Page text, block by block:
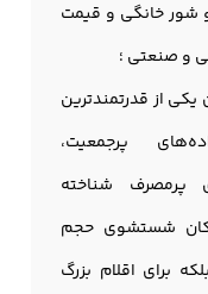
21 کیلویی پتو شور خانگی و قیمت
یکی از قدرتمندترین
پرجمعیت،
شناخته
شستشوی حجم
برای اقلام بزرگ